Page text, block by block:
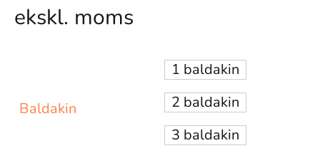
ekskl. moms
Baldakin
1 baldakin
2 baldakin
3 baldakin